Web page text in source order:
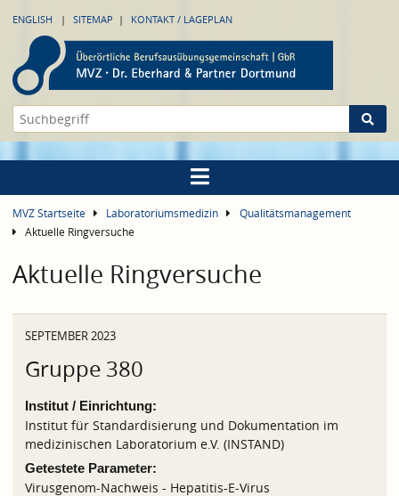
ENGLISH SITEMAP KONTAKT / LAGEPLAN
MVZ Startseite Laboratoriumsmedizin
Qualitätsmanagement
Aktuelle Ringversuche
Aktuelle Ringversuche
SEPTEMBER 2023
Gruppe 380
Institut / Einrichtung:
Institut für Standardisierung und Dokumentation im
medizinischen Laboratorium e.V. (INSTAND)
Getestete Parameter:
Virusgenom-Nachweis - Hepatitis-E-Virus